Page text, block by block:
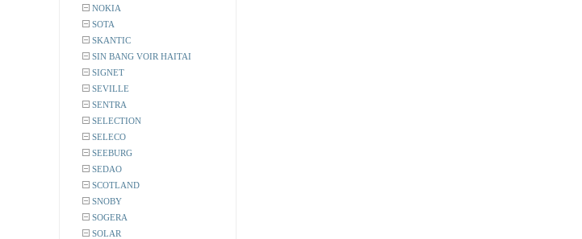
NOKIA
SOTA
SKANTIC
SIN BANG VOIR HAITAI
SIGNET
SEVILLE
SENTRA
SELECTION
SELECO
SEEBURG
SEDAO
SCOTLAND
SNOBY
SOGERA
SOLAR